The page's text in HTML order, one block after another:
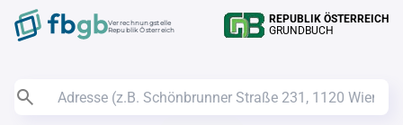
Verrechnungstelle
Republik Österreich
REPUBLIK ÖSTERREICH
GRUNDBUCH